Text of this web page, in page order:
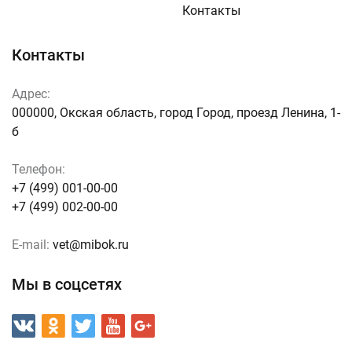
Контакты
Адрес:
000000, Окская область, город Город, проезд Ленина, 1-
б
Телефон:
+7 (499) 001-00-00
+7 (499) 002-00-00
E-mail: vet@mibok.ru
Мы в соцсетях
Контакты